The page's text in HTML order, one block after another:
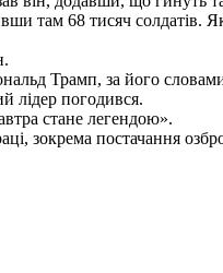
там 68 тисяч
Трамп, за його
лідер погодився.
стане легендою».
зокрема постачання